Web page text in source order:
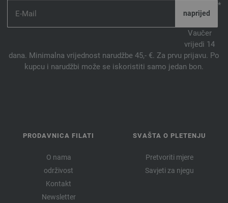
*
Vaučer
vrijedi 14
dana. Minimalna vrijednost narudžbe 45,- €. Za prvu prijavu. Po
kupcu i narudžbi može se iskoristiti samo jedan bon.
PRODAVNICA FILATI
O nama
održivost
Kontakt
Newsletter
SVAŠTA O PLETENJU
Pretvoriti mjere
Savjeti za njegu